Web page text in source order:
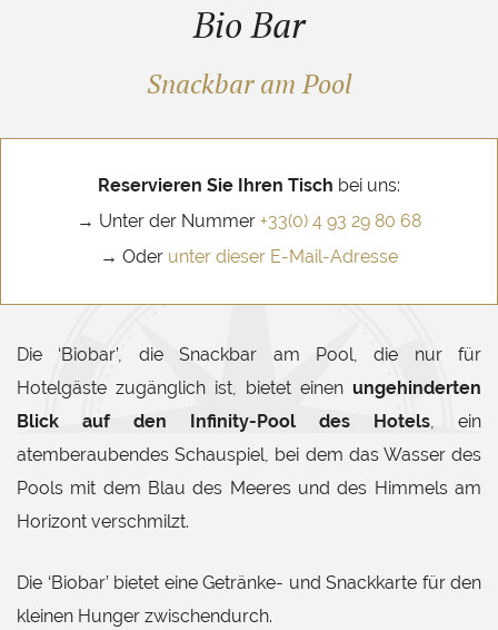
Bio Bar
Snackbar am Pool
Reservieren Sie Ihren Tisch bei uns:
→ Unter der Nummer +33(0) 4 93 29 80 68
→ Oder unter dieser E-Mail-Adresse
Die ‘Biobar’, die Snackbar am Pool, die nur für
Hotelgäste zugänglich ist, bietet einen ungehinderten
Blick auf den Infinity-Pool des Hotels, ein
atemberaubendes Schauspiel, bei dem das Wasser des
Pools mit dem Blau des Meeres und des Himmels am
Horizont verschmilzt.
Die ‘Biobar’ bietet eine Getränke- und Snackkarte für den
kleinen Hunger zwischendurch.